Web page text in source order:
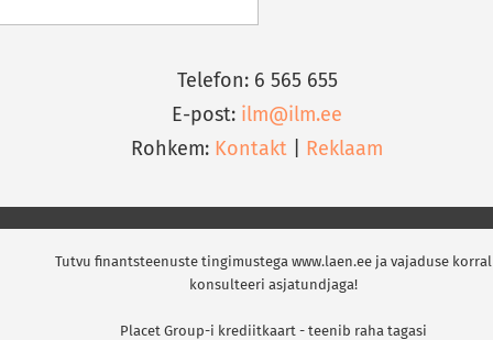
Telefon: 6 565 655
E-post: ilm@ilm.ee
Rohkem: Kontakt Reklaam
Tutvu finantsteenuste tingimustega www.laen.ee ja vajaduse korral
konsulteeri asjatundjaga!
Placet Group-i krediitkaart - teenib raha tagasi